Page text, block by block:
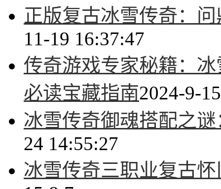
正版复古冰雪传奇：
11-19 16:37:47
传奇游戏专家秘籍：
必读宝藏指南2024-9-
冰雪传奇御魂搭配之
24 14:55:27
冰雪传奇三职业复古